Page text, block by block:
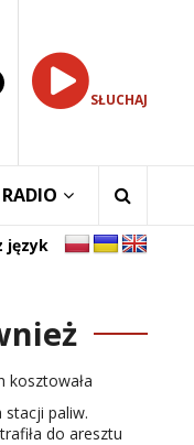
SŁUCHAJ
RADIO
język
kosztowała
stacji paliw.
do aresztu